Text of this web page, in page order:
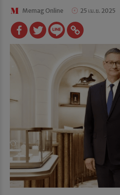
Memag Online 25 เม.ย. 2025